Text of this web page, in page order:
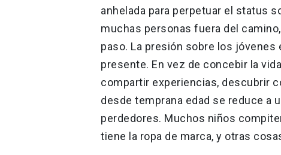
anhelada para perpetuar el status
muchas personas fuera del
paso. La presión sobre los
presente. En vez de concebir la
compartir experiencias, descubrir
desde temprana edad se reduce a
perdedores. Muchos niños
tiene la ropa de marca, y otras